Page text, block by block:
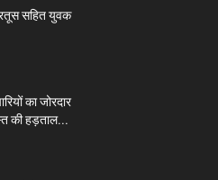
सहित युवक
का जोरदार
की हड़ताल...